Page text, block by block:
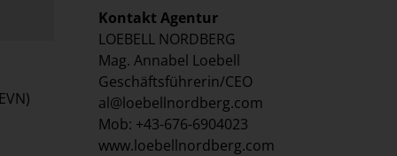
Kontakt Agentur
LOEBELL NORDBERG
Mag. Annabel Loebell
Geschäftsführerin/CEO
al@loebellnordberg.com
Mob: +43-676-6904023
www.loebellnordberg.com